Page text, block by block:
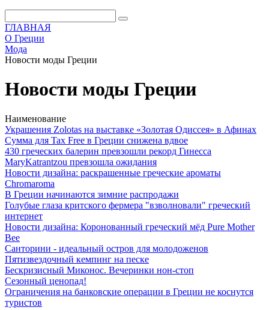
ГЛАВНАЯ
О Греции
Мода
Новости моды Греции
Новости моды Греции
Наименование
Украшения Zolotas на выставке «Золотая Одиссея» в Афинах
Сумма для Tax Free в Греции снижена вдвое
430 греческих балерин превзошли рекорд Гинесса
MaryKatrantzou превзошла ожидания
Новости дизайна: раскрашенные греческие ароматы
Chromaroma
В Греции начинаются зимние распродажи
Голубые глаза критского фермера "взволновали" греческий
интернет
Новости дизайна: Коронованный греческий мёд Pure Mother
Bee
Санторини - идеальный остров для молодоженов
Пятизвездочный кемпинг на песке
Бескризисный Миконос. Вечеринки нон-стоп
Сезонный ценопад!
Ограничения на банковские операции в Греции не коснутся
туристов